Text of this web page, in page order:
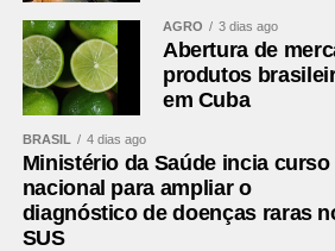
minutos do 2º tempo
Vitória
Lucas Arcanjo; Brítez,
Ramón; Caique (Zé
(Walace) e Renato
Técnico
Jair Ventura
Athletico-PR
AGRO 3 dias ago
Abertura de
produtos
em Cuba
BRASIL 4 dias ago
Ministério da Saúde incia curso
nacional para ampliar o
diagnóstico de doenças raras
SUS